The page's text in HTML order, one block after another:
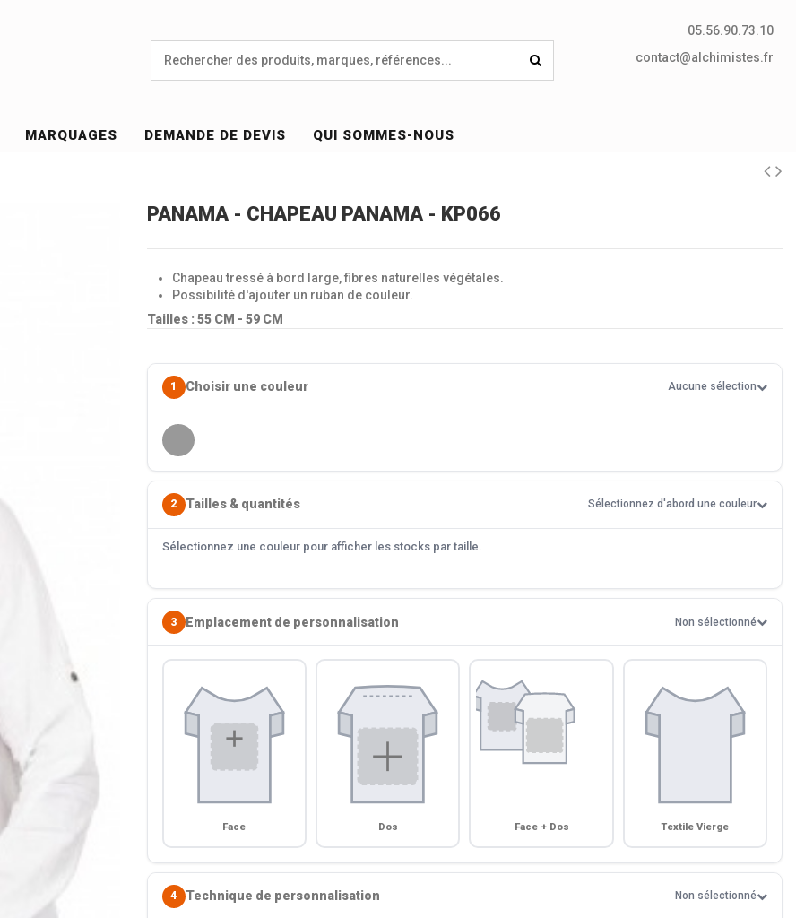
05.56.90.73.10
contact@alchimistes.fr
MARQUAGES DEMANDE DE DEVIS QUI SOMMES-NOUS
PANAMA - CHAPEAU PANAMA - KP066
Chapeau tressé à bord large, fibres naturelles végétales.
Possibilité d'ajouter un ruban de couleur.
Tailles : 55 CM - 59 CM
1 Choisir une couleur Aucune sélection
2 Tailles & quantités Sélectionnez d'abord une couleur
Sélectionnez une couleur pour afficher les stocks par taille.
3 Emplacement de personnalisation Non sélectionné
Face Dos Face + Dos Textile Vierge
4 Technique de personnalisation Non sélectionné